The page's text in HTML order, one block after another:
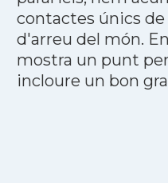
contactes únics
d'arreu del món.
mostra un punt
incloure un bon